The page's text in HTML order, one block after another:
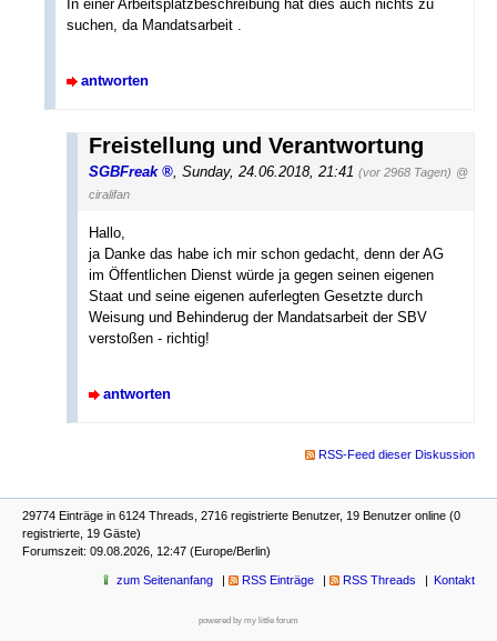
In einer Arbeitsplatzbeschreibung hat dies auch nichts zu
suchen, da Mandatsarbeit .
antworten
Freistellung und Verantwortung
SGBFreak Sunday, 24.06.2018, 21:41 (vor 2968 Tagen) @
ciralifan
Hallo,
ja Danke das habe ich mir schon gedacht, denn der AG
im Öffentlichen Dienst würde ja gegen seinen eigenen
Staat und seine eigenen auferlegten Gesetzte durch
Weisung und Behinderug der Mandatsarbeit der SBV
verstoßen - richtig!
antworten
RSS-Feed dieser Diskussion
29774 Einträge in 6124 Threads, 2716 registrierte Benutzer, 19 Benutzer online (0
registrierte, 19 Gäste)
Forumszeit: 09.08.2026, 12:47 (Europe/Berlin)
zum Seitenanfang RSS Einträge RSS Threads Kontakt
powered by my little forum